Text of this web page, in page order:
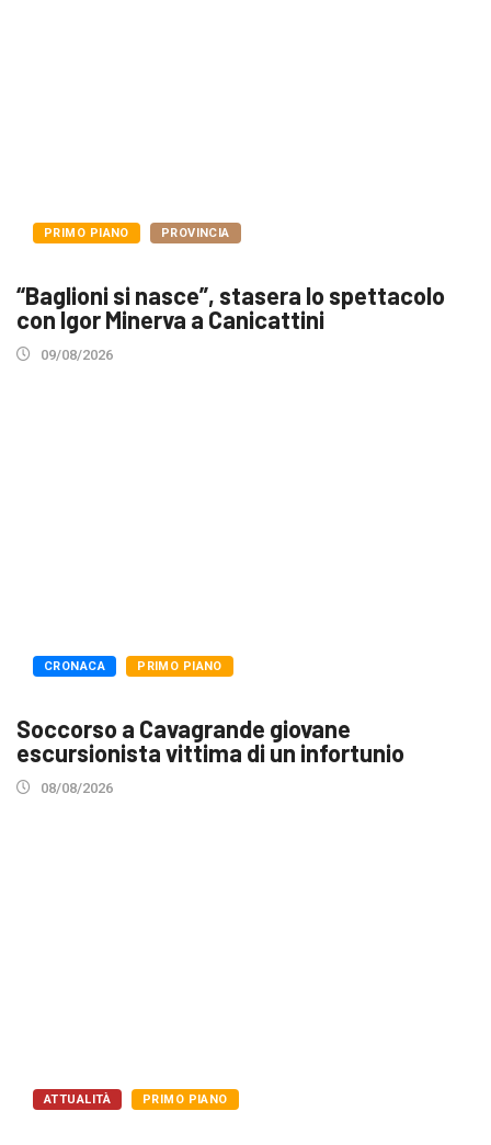
PRIMO PIANO PROVINCIA
“Baglioni si nasce”, stasera lo spettacolo
con Igor Minerva a Canicattini
09/08/2026
CRONACA PRIMO PIANO
Soccorso a Cavagrande giovane
escursionista vittima di un infortunio
08/08/2026
ATTUALITÀ PRIMO PIANO